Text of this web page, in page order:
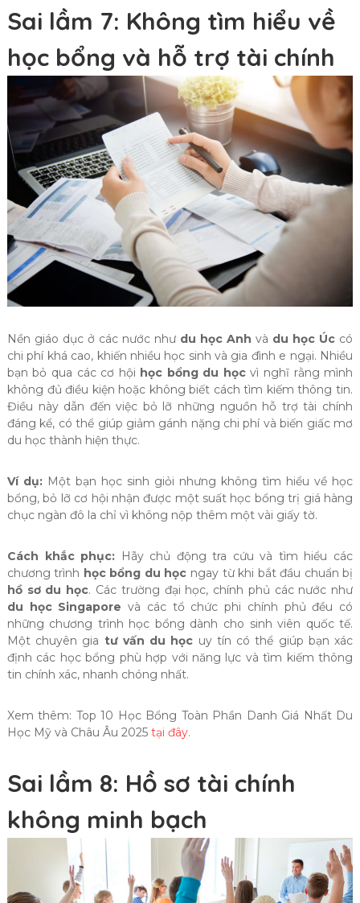
Sai lầm 7: Không tìm hiểu về
học bổng và hỗ trợ tài chính
Nền giáo dục ở các nước như du học Anh và du học Úc có
chi phí khá cao, khiến nhiều học sinh và gia đình e ngại. Nhiều
bạn bỏ qua các cơ hội học bổng du họcvì nghĩ rằng mình
không đủ điều kiện hoặc không biết cách tìm kiếm thông tin.
Điều này dẫn đến việc bỏ lỡ những nguồn hỗ trợ tài chính
đáng kể, có thể giúp giảm gánh nặng chi phí và biến giấc mơ
du học thành hiện thực.
Ví dụ:Một bạn học sinh giỏi nhưng không tìm hiểu về học
bổng, bỏ lỡ cơ hội nhận được một suất học bổng trị giá hàng
chục ngàn đô la chỉ vì không nộp thêm một vài giấy tờ.
Cách khắc phục: Hãy chủ động tra cứu và tìm hiểu các
chương trình học bổng du học ngay từ khi bắt đầu chuẩn bị
hồ sơ du học. Các trường đại học, chính phủ các nước như
du học Singapore và các tổ chức phi chính phủ đều có
những chương trình học bổng dành cho sinh viên quốc tế.
Một chuyên gia tư vấn du học uy tín có thể giúp bạn xác
định các học bổng phù hợp với năng lực và tìm kiếm thông
tin chính xác, nhanh chóng nhất.
Xem thêm: Top 10 Học Bổng Toàn Phần Danh Giá Nhất Du
Học Mỹ và Châu Âu 2025tại đây.
Sai lầm 8: Hồ sơ tài chính
không minh bạch